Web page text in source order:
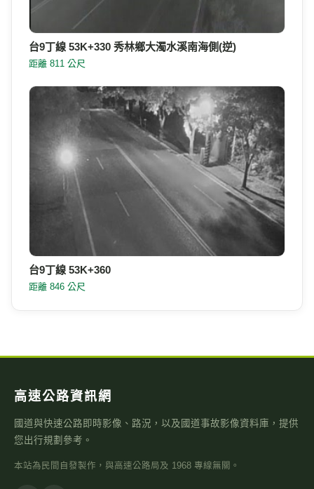
台9丁線 53K+360
高速公路資訊網
國道與快速公路即時影像、路況，以及國道事故影像資料庫，提供
您出行規劃參考。
本站為民間自發製作，與高速公路局及 1968 專線無關。
即時影像
國道路況
行車速度
警廣即時路況
天氣觀測